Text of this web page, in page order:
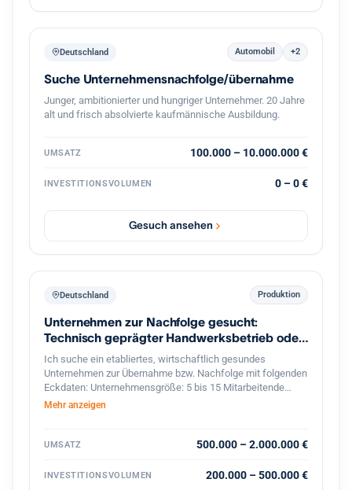
Deutschland Automobil +2
Suche Unternehmensnachfolge/übernahme
Junger, ambitionierter und hungriger Unternehmer. 20 Jahre
alt und frisch absolvierte kaufmännische Ausbildung.
UMSATZ 100.000 – 10.000.000 €
INVESTITIONSVOLUMEN 0 – 0 €
Gesuch ansehen
Deutschland Produktion
Unternehmen zur Nachfolge gesucht:
Technisch geprägter Handwerksbetrieb oder
KMU
Ich suche ein etabliertes, wirtschaftlich gesundes
Unternehmen zur Übernahme bzw. Nachfolge mit folgenden
Eckdaten: Unternehmensgröße: 5 bis 15 Mitarbeitende
Umsatz: etwa 800.000 bis 2 Mio. Euro Branche: Handwerk,
stabiler, möglichst diversifizierter Kundenstamm Produkte &
ersetzenden Technologien oder Leistungen Perspektive:
Mehr anzeigen
UMSATZ 500.000 – 2.000.000 €
INVESTITIONSVOLUMEN 200.000 – 500.000 €